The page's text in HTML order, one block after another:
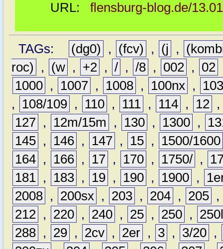
URL: flensburg-blog.de/
TAGs: (dg0) , (fcv) , (j ,
roc)
, (w , +2 , / , /8 , 002 , 02
1000 , 1007 , 1008 , 100nx ,
,
108/109 , 110 , 111 , 114 , 12
127 , 12m/15m , 130 , 1300 ,
145 , 146 , 147 , 15 ,
1500/1600
164 , 166 , 17 , 170 , 1750/ ,
181 , 183 , 19 , 190 , 1900 ,
2008 , 200sx , 203 , 204 , 205 ,
212 , 220 , 240 , 25 , 250 ,
288 , 29 , 2cv , 2er , 3 , 3/20 ,